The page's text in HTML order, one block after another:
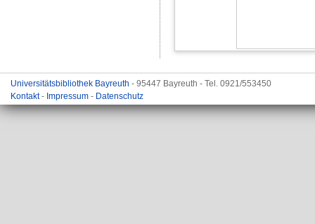
Universitätsbibliothek Bayreuth - 95447 Bayreuth - Tel. 0921/553450
Kontakt- Impressum - Datenschutz